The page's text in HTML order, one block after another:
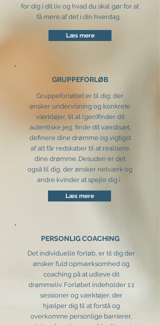
for dig i dit liv og hvad du skal gør for at
få mere af det i din hverdag.
Læs mere
GRUPPEFORLØB
Gruppeforløbet er til dig; der
ønsker undervisning og konkrete
værktøjer, til at (gen)finder dit
autentiske jeg, finde dit værdisæt,
definere dine drømme og vigtigst
af alt får redskaber til at realisere
dine drømme. Desuden er det
også til dig, der ønsker netværk og
andre kvinder at spejle dig i.
Læs mere
PERSONLIG COACHING
Det individuelle forløb, er til dig der
ønsker fuld opmærksomhed og
coaching på at udleve dit
drømmeliv. Forløbet indeholder 1:1
sessioner og værktøjer, der
hjælper dig til at forstå og
overkomme personlige barrierer,